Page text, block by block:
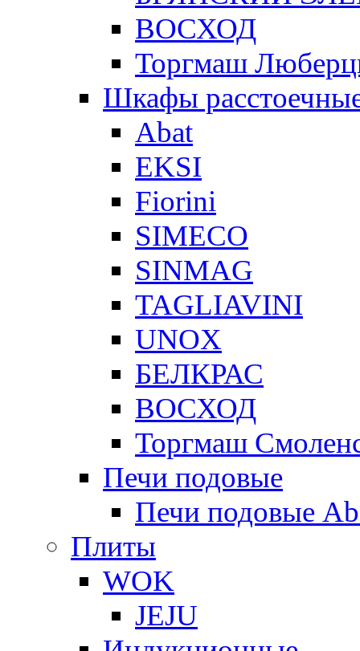
ВОСХОД
Торгмаш
Шкафы
Abat
EKSI
Fiorini
SIMECO
SINMAG
TAGLIAVINI
UNOX
БЕЛКРАС
ВОСХОД
Торгмаш
Печи подовые
Печи подовые
Плиты
WOK
JEJU